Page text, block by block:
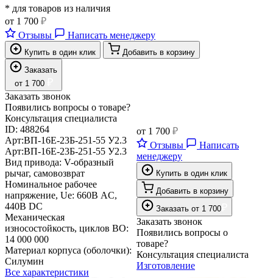
* для товаров из наличия
от 1 700 ₽
Отзывы
Написать менеджеру
Купить в один клик
Добавить в корзину
Заказать
от 1 700
Заказать звонок
Появились вопросы о товаре?
Консультация специалиста
ID: 488264
Арт:ВП-16Е-23Б-251-55 У2.3
Арт:ВП-16Е-23Б-251-55 У2.3
Вид привода: V-образный
рычаг, самовозврат
Номинальное рабочее
напряжение, Ue: 660В AC,
440В DC
Механическая
износостойкость, циклов ВО:
14 000 000
Материал корпуса (оболочки):
Силумин
Все характеристики
от 1 700 ₽
Отзывы
Написать
менеджеру
Купить в один клик
Добавить в корзину
Заказать от 1 700
Заказать звонок
Появились вопросы о
товаре?
Консультация специалиста
Изготовление